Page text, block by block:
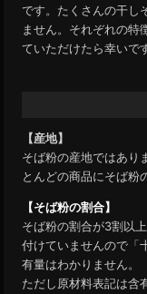
です。たくさんの干し
ません。それぞれの特
ていただけたら幸いで
【産地】
そば粉の産地ではあり
とんどの商品にそば粉
【そば粉の割合】
そば粉の割合が3割以
付けていませんので「
有量はわかりません。
ただし原材料表記は含